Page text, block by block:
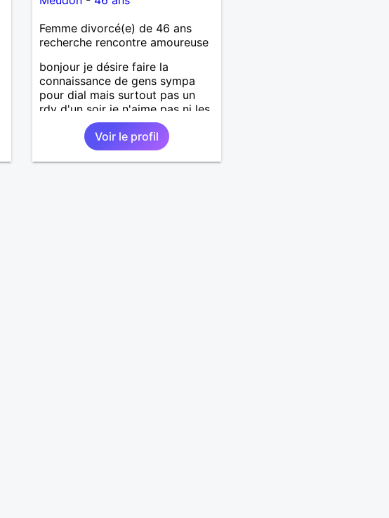
Femme divorcé(e) de 46 ans
recherche rencontre amoureuse
bonjour je désire faire la
connaissance de gens sympa
pour dial mais surtout pas un
rdv d'un soir je n'aime pas ni les
menteurs ni les pervers.
Voir le profil